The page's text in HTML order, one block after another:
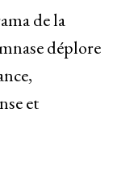
de la
déplore
et